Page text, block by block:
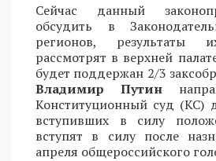
Сейчас данный
обсудить в
регионов, результаты
рассмотрят в верхней
будет поддержан 2/3
Владимир Путин
Конституционный суд (КС)
вступивших в силу
вступят в силу после
апреля общероссийского